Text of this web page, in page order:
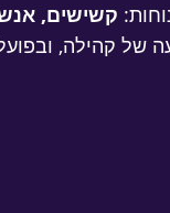
קשישים,
של קהילה,